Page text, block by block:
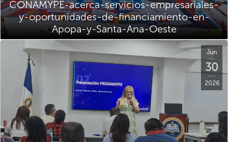
CONAMYPE-acerca-servicios-empresariales-
y-oportunidades-de-financiamiento-en-
Apopa-y-Santa-Ana-Oeste
Jun
30
2026